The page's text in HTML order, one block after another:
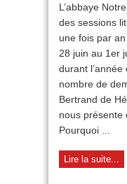
L’abbaye
des sessions
une fois par
28 juin au 1er
durant
nombre de
Bertrand de
nous présente
Pourquoi ...
Lire la suite...